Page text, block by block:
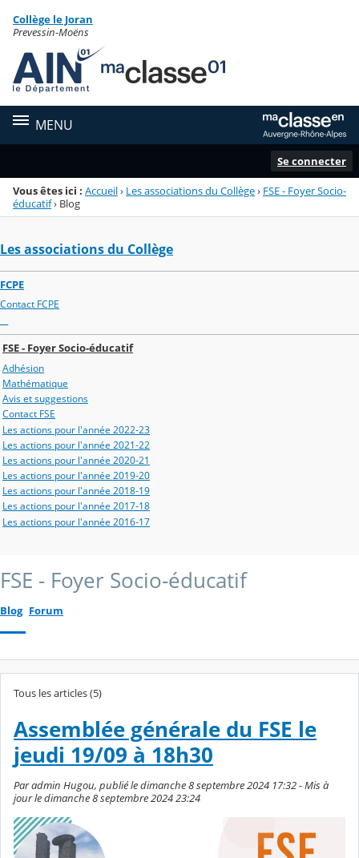
Menu de la rubrique
Contenu
Collège le Joran
Prevessin-Moëns
MENU
Se connecter
Vous êtes ici : Accueil› Les associations du Collège› FSE - Foyer Socio-
éducatif› Blog
Les associations du Collège
FCPE
Contact FCPE
FSE - Foyer Socio-éducatif
Adhésion
Mathématique
Avis et suggestions
Contact FSE
Les actions pour l'année 2022-23
Les actions pour l'année 2021-22
Les actions pour l'année 2020-21
Les actions pour l'année 2019-20
Les actions pour l'année 2018-19
Les actions pour l'année 2017-18
Les actions pour l'année 2016-17
FSE - Foyer Socio-éducatif
Blog Forum
Tous les articles (5)
Assemblée générale du FSE le
jeudi 19/09 à 18h30
Par admin Hugou, publié le dimanche 8 septembre 2024 17:32 - Mis à
jour le dimanche 8 septembre 2024 23:24